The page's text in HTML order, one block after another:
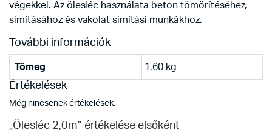
végekkel. Az ölesléc használata beton tömörítéséhez,
simításához és vakolat simítási munkákhoz.
További információk
Tömeg 1.60 kg
Értékelések
Még nincsenek értékelések.
„Ölesléc 2,0m” értékelése elsőként